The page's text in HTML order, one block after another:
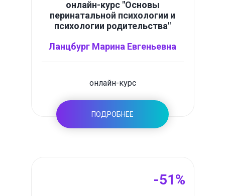
онлайн-курс "Основы
перинатальной психологии и
психологии родительства"
Ланцбург Марина Евгеньевна
онлайн-курс
ПОДРОБНЕЕ
-51%